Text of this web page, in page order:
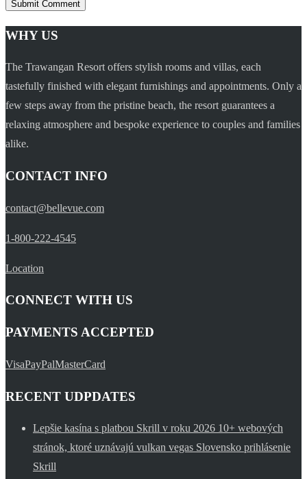
WHY US
The Trawangan Resort offers stylish rooms and villas, each
tastefully finished with elegant furnishings and appointments. Only a
few steps away from the pristine beach, the resort guarantees a
relaxing atmosphere and bespoke experience to couples and families
alike.
CONTACT INFO
contact@bellevue.com
1-800-222-4545
Location
CONNECT WITH US
PAYMENTS ACCEPTED
VisaPayPalMasterCard
RECENT UDPDATES
Lepšie kasína s platbou Skrill v roku 2026 10+ webových
stránok, ktoré uznávajú vulkan vegas Slovensko prihlásenie
Skrill